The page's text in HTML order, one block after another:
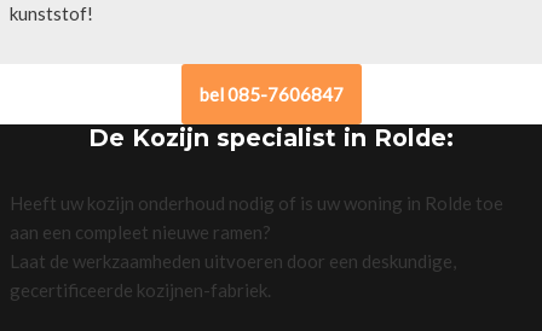
kunststof!
bel 085-7606847
De Kozijn specialist in Rolde:
Heeft uw kozijn onderhoud nodig of is uw woning in Rolde toe
aan een compleet nieuwe ramen?
Laat de werkzaamheden uitvoeren door een deskundige,
gecertificeerde kozijnen-fabriek.